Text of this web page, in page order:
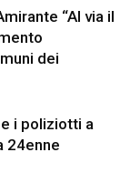
“Al via il
dei
i poliziotti a
24enne